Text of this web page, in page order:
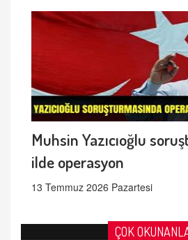
Muhsin Yazıcıoğlu
ilde operasyon
13 Temmuz 2026 Pazartesi
ÇOK